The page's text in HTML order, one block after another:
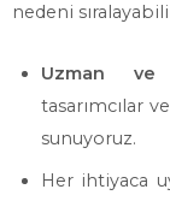
nedeni
Uzman ve
tasarımcılar
sunuyoruz.
Her ihtiyaca